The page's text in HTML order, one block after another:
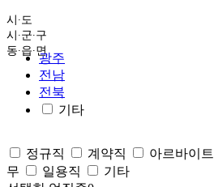
시∙도
시∙군∙구
동∙읍∙면
광주
전남
전북
기타
정규직 계약직 아르바이트
무
일용직
기타